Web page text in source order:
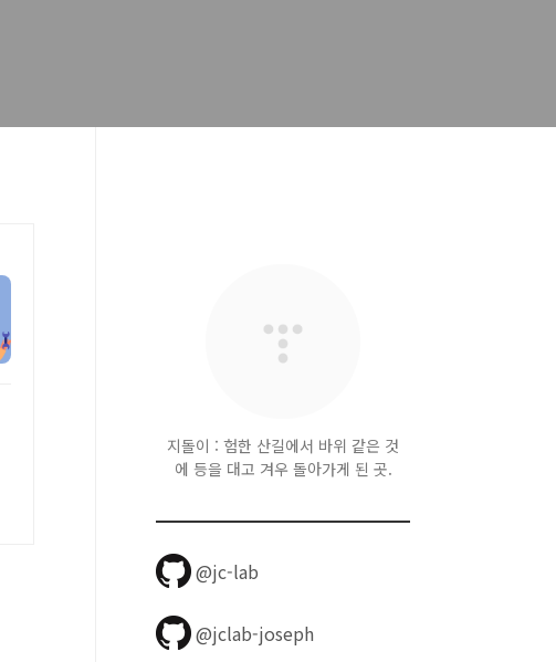
지돌이 : 험한 산길에서 바위 같은 것
에 등을 대고 겨우 돌아가게 된 곳.
@jc-lab
@jclab-joseph